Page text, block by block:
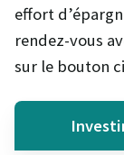
effort
rendez-vous
sur le bouton